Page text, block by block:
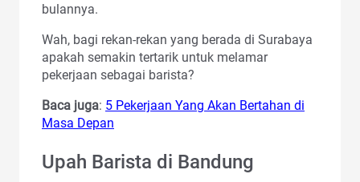
bulannya.
Wah, bagi rekan-rekan yang berada di Surabaya
apakah semakin tertarik untuk melamar
pekerjaan sebagai barista?
Baca juga: 5 Pekerjaan Yang Akan Bertahan di
Masa Depan
Upah Barista di Bandung